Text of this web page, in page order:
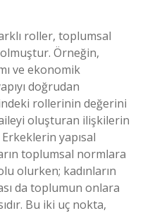
roller, toplumsal
Örneğin,
ve ekonomik
doğrudan
rollerinin değerini
oluşturan ilişkilerin
yapısal
toplumsal normlara
olurken; kadınların
da toplumun onlara
Bu iki uç nokta,